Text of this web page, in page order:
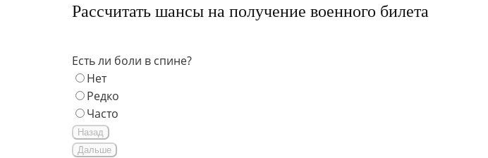
Рассчитать шансы на получение военного билета
Есть ли боли в спине?
Нет
Редко
Часто
Назад
Дальше